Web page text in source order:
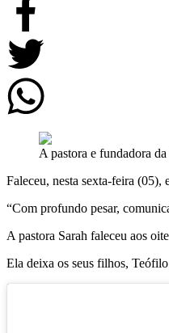
A pastora e fundadora
Faleceu, nesta sexta-feira (05),
“Com profundo pesar,
A pastora Sarah faleceu aos
Ela deixa os seus filhos,